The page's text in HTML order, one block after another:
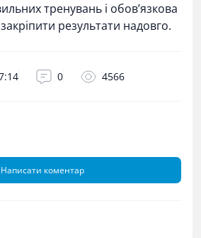
тренувань і обов’язкова
результати надовго.
0 4566
Написати коментар